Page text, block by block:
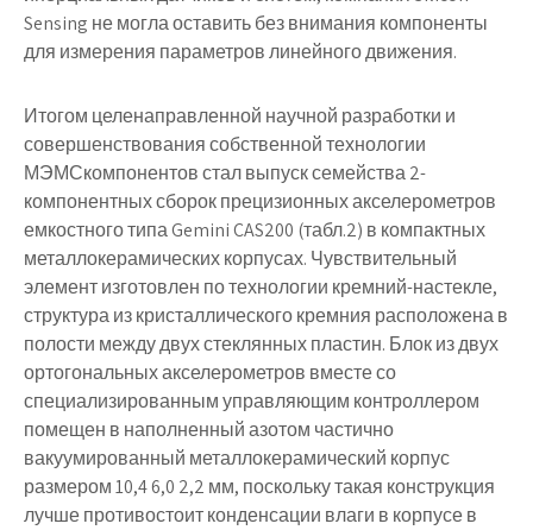
Sensing не могла оставить без внимания компоненты
для измерения параметров линейного движения.
Итогом целенаправленной научной разработки и
совершенствования собственной технологии
МЭМСкомпонентов стал выпуск семейства 2-
компонентных сборок прецизионных акселерометров
емкостного типа Gemini CAS200 (табл.2) в компактных
металлокерамических корпусах. Чувствительный
элемент изготовлен по технологии кремний-настекле,
структура из кристаллического кремния расположена в
полости между двух стеклянных пластин. Блок из двух
ортогональных акселерометров вместе со
специализированным управляющим контроллером
помещен в наполненный азотом частично
вакуумированный металлокерамический корпус
размером 10,4 6,0 2,2 мм, поскольку такая конструкция
лучше противостоит конденсации влаги в корпусе в